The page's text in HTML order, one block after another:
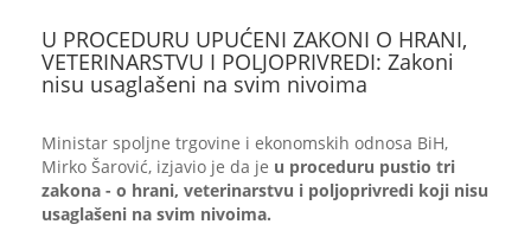
U PROCEDURU UPUĆENI ZAKONI O HRANI,
VETERINARSTVU I POLJOPRIVREDI: Zakoni
nisu usaglašeni na svim nivoima
Ministar spoljne trgovine i ekonomskih odnosa BiH,
Mirko Šarović, izjavio je da je u proceduru pustio tri
zakona - o hrani, veterinarstvu i poljoprivredi koji nisu
usaglašeni na svim nivoima.